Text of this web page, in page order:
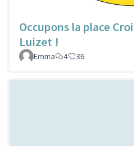
Occupons la place
Luizet !
Emma
4 36